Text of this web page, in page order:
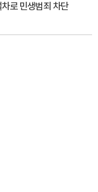
로 민생범죄 차단